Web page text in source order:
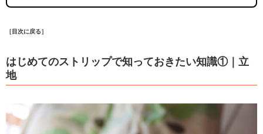
［目次に戻る］
はじめてのストリップで知っておきたい知識①｜立
地